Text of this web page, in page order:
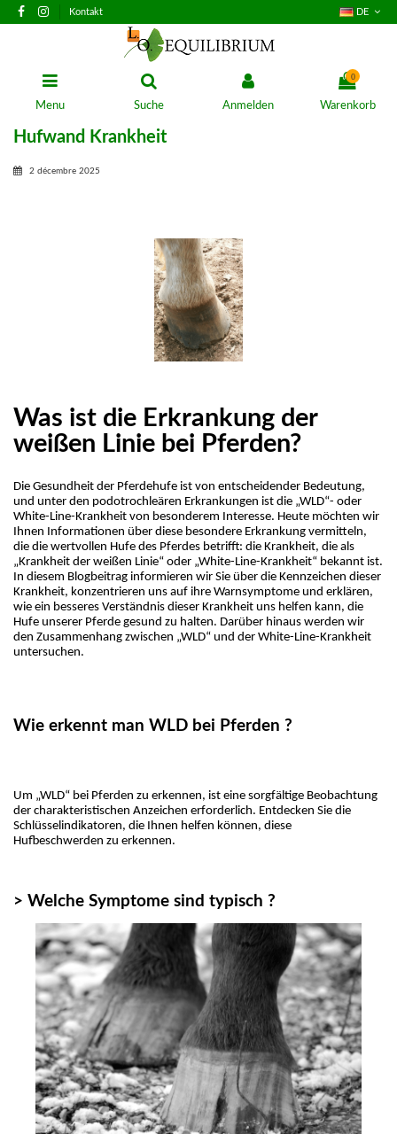
Kontakt DE
Menu Suche Anmelden
0
Warenkorb
Hufwand Krankheit
2 décembre 2025
Was ist die Erkrankung der
weißen Linie bei Pferden?
Die Gesundheit der Pferdehufe ist von entscheidender Bedeutung,
und unter den podotrochleären Erkrankungen ist die „WLD“- oder
White-Line-Krankheit von besonderem Interesse. Heute möchten wir
Ihnen Informationen über diese besondere Erkrankung vermitteln,
die die wertvollen Hufe des Pferdes betrifft: die Krankheit, die als
„Krankheit der weißen Linie“ oder „White-Line-Krankheit“ bekannt ist.
In diesem Blogbeitrag informieren wir Sie über die Kennzeichen dieser
Krankheit, konzentrieren uns auf ihre Warnsymptome und erklären,
wie ein besseres Verständnis dieser Krankheit uns helfen kann, die
Hufe unserer Pferde gesund zu halten. Darüber hinaus werden wir
den Zusammenhang zwischen „WLD“ und der White-Line-Krankheit
untersuchen.
Wie erkennt man WLD bei Pferden ?
Um „WLD“ bei Pferden zu erkennen, ist eine sorgfältige Beobachtung
der charakteristischen Anzeichen erforderlich. Entdecken Sie die
Schlüsselindikatoren, die Ihnen helfen können, diese
Hufbeschwerden zu erkennen.
> Welche Symptome sind typisch ?